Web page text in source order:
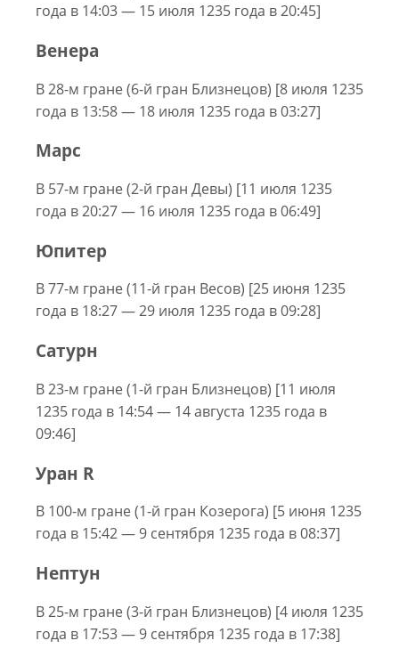
года в 14:03 — 15 июля 1235 года в 20:45]
Венера
В 28-м гране (6-й гран Близнецов) [8 июля 1235
года в 13:58 — 18 июля 1235 года в 03:27]
Марс
В 57-м гране (2-й гран Девы) [11 июля 1235
года в 20:27 — 16 июля 1235 года в 06:49]
Юпитер
В 77-м гране (11-й гран Весов) [25 июня 1235
года в 18:27 — 29 июля 1235 года в 09:28]
Сатурн
В 23-м гране (1-й гран Близнецов) [11 июля
1235 года в 14:54 — 14 августа 1235 года в
09:46]
Уран R
В 100-м гране (1-й гран Козерога) [5 июня 1235
года в 15:42 — 9 сентября 1235 года в 08:37]
Нептун
В 25-м гране (3-й гран Близнецов) [4 июля 1235
года в 17:53 — 9 сентября 1235 года в 17:38]